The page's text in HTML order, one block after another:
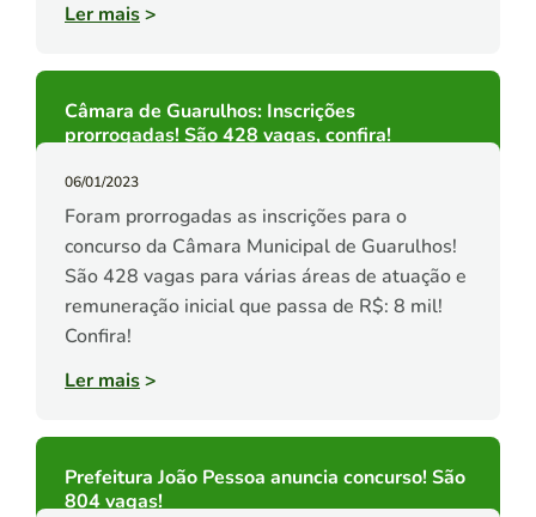
Ler mais>
Câmara de Guarulhos: Inscrições
prorrogadas! São 428 vagas, confira!
06/01/2023
Foram prorrogadas as inscrições para o
concurso da Câmara Municipal de Guarulhos!
São 428 vagas para várias áreas de atuação e
remuneração inicial que passa de R$: 8 mil!
Confira!
Ler mais>
Prefeitura João Pessoa anuncia concurso! São
804 vagas!